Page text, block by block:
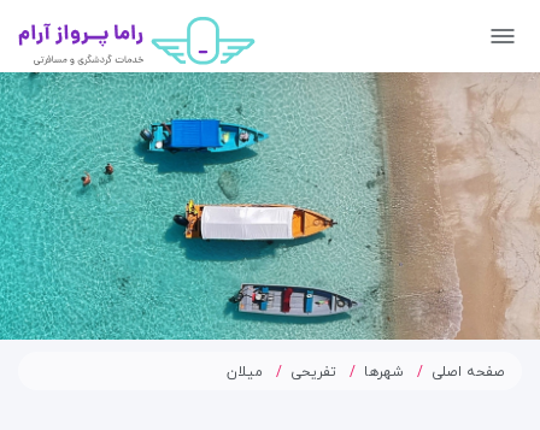
صفحه اصلی شهرها تفریحی میلان